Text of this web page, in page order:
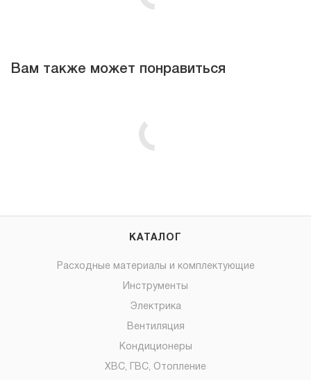
Вам также может понравиться
КАТАЛОГ
Расходные материалы и комплектующие
Инструменты
Электрика
Вентиляция
Кондиционеры
ХВС, ГВС, Отопление